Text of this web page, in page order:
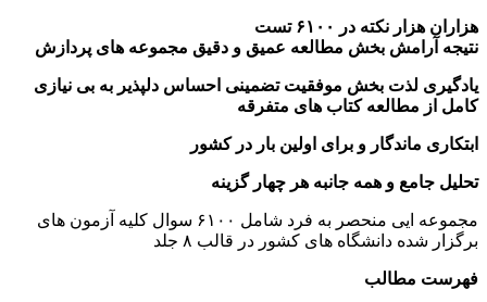
هزاران هزار نکته در ۶۱۰۰ تست
نتیجه آرامش بخش مطالعه عمیق و دقیق مجموعه های پردازش
یادگیری لذت بخش موفقیت تضمینی احساس دلپذیر به بی نیازی
کامل از مطالعه کتاب های متفرقه
ابتکاری ماندگار و برای اولین بار در کشور
تحلیل جامع و همه جانبه هر چهار گزینه
مجموعه ایی منحصر به فرد شامل ۶۱۰۰ سوال کلیه آزمون های
برگزار شده دانشگاه های کشور در قالب ۸ جلد
فهرست مطالب